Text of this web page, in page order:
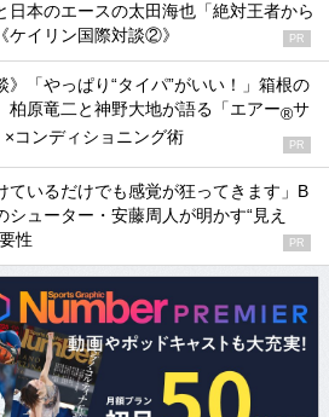
日本のエースの太田海也「絶対王者から
ケイリン国際対談②》
PR
》「やっぱり“タイパ”がいい！」箱根の
柏原竜二と神野大地が語る「エアー®サ
×コンディショニング術 PR
ているだけでも感覚が狂ってきます」B
シューター・安藤周人が明かす“見え
性
PR